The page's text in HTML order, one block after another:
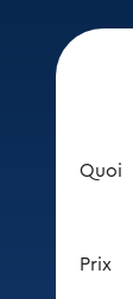
Quoi
Prix